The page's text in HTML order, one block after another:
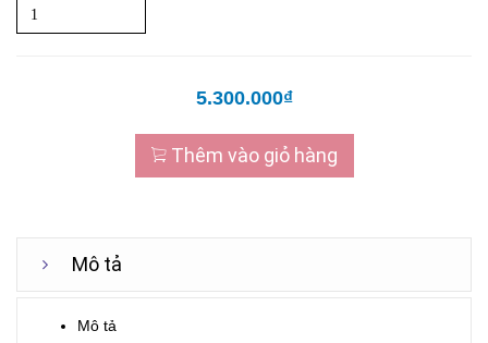
5.300.000₫
Thêm vào giỏ hàng
Mô tả
Mô tả